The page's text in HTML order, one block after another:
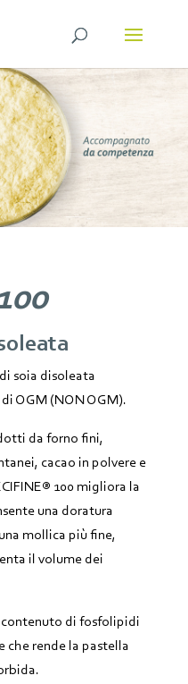
soia disoleata
OGM (NON OGM).
da forno fini,
cacao in polvere e
100 migliora la
una doratura
mollica più fine,
il volume dei
contenuto di fosfolipidi
che rende la pastella